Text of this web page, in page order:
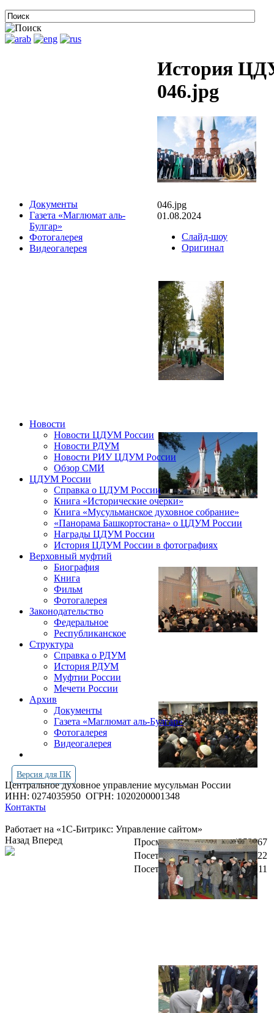
Документы
Газета «Маглюмат аль-
Булгар»
Фотогалерея
Видеогалерея
История
046.jpg
046.jpg
01.08.2024
Слайд-шоу
Оригинал
Новости
Новости ЦДУМ России
Новости РДУМ
Новости РИУ ЦДУМ России
Обзор СМИ
ЦДУМ России
Справка о ЦДУМ России
Книга «Исторические очерки»
Книга «Мусульманское духовное собрание»
«Панорама Башкортостана» о ЦДУМ России
Награды ЦДУМ России
История ЦДУМ России в фотографиях
Верховный муфтий
Биография
Книга
Фильм
Фотогалерея
Законодательство
Федеральное
Республиканское
Структура
Справка о РДУМ
История РДУМ
Муфтии России
Мечети России
Архив
Документы
Газета «Маглюмат аль-Булгар»
Фотогалерея
Видеогалерея
Версия для ПК
Центральное духовное управление мусульман России
ИНН: 0274035950 ОГРН: 1020200001348
Контакты
Работает на «1С-Битрикс: Управление сайтом»
Просмотров всего:
4253867
Посетителей сегодня:
4522
Посетителей в онлайн:
11
Назад Вперед